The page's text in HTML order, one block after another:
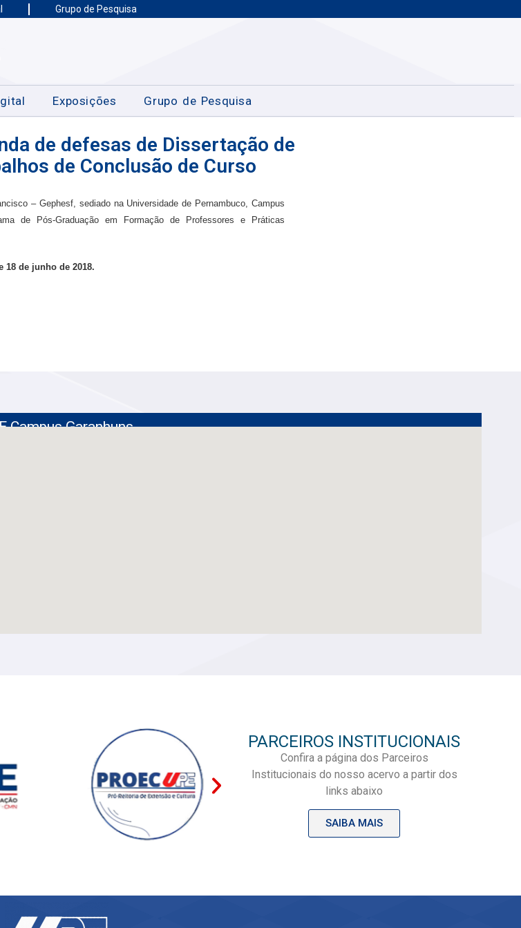
Grupo de Pesquisa
Exposições Grupo de Pesquisa
de defesas de Dissertação de
de Conclusão de Curso
– Gephesf, sediado na Universidade de Pernambuco, Campus
de Pós-Graduação em Formação de Professores e Práticas
18 de junho de 2018.
Campus Garanhuns
PARCEIROS INSTITUCIONAIS
Confira a página dos Parceiros
Institucionais do nosso acervo a partir dos
links abaixo
SAIBA MAIS